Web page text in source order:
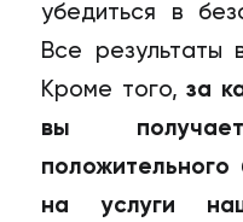
убедиться в
Все результаты
Кроме того,за
вы
на услуги